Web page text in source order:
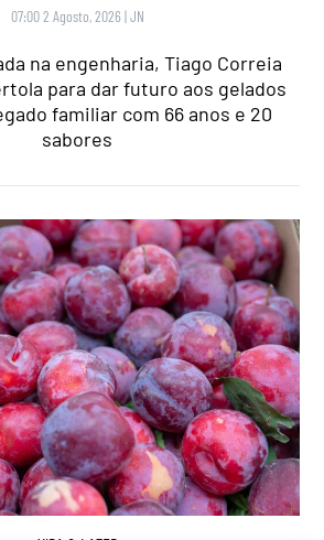
07:00 2 Agosto, 2026 |JN
na engenharia, Tiago Correia
para dar futuro aos gelados
familiar com 66 anos e 20
sabores